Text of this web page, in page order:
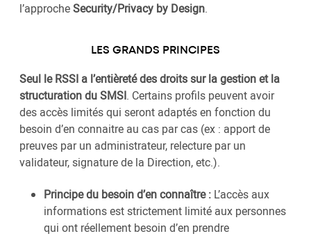
l’approcheSecurity/Privacy by Design.
LES GRANDS PRINCIPES
Seul le RSSI a l’entièreté des droits sur la gestion et la
structuration du SMSI. Certains profils peuvent avoir
des accès limités qui seront adaptés en fonction du
besoin d’en connaitre au cas par cas (ex : apport de
preuves par un administrateur, relecture par un
validateur, signature de la Direction, etc.).
Principe du besoin d’en connaître : L’accès aux
informations est strictement limité aux personnes
qui ont réellement besoin d’en prendre